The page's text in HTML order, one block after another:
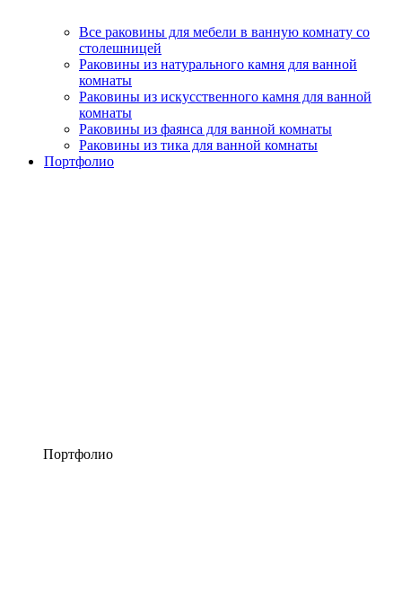
Все раковины для мебели в ванную комнату со
столешницей
Раковины из натурального камня для ванной
комнаты
Раковины из искусственного камня для ванной
комнаты
Раковины из фаянса для ванной комнаты
Раковины из тика для ванной комнаты
Портфолио
Портфолио